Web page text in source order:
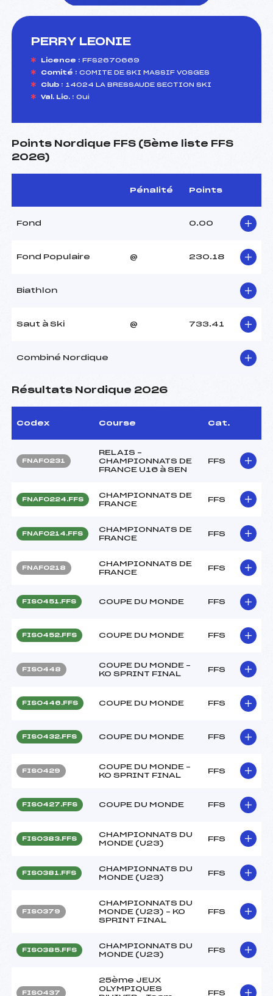
PERRY LEONIE
Licence : FFS2670669
Comité : COMITE DE SKI MASSIF VOSGES
Club : 14024 LA BRESSAUDE SECTION SKI
Val. Lic. : Oui
Points Nordique FFS (5ème liste FFS
2026)
Pénalité Points
Fond 0.00
Fond Populaire @ 230.18
Biathlon
Saut à Ski @ 733.41
Combiné Nordique
Résultats Nordique 2026
Codex Course Cat.
FNAF0231
RELAIS –
CHAMPIONNATS DE
FRANCE U16 à SEN
FFS
FNAF0224.FFS
CHAMPIONNATS DE
FRANCE
FFS
FNAF0214.FFS
CHAMPIONNATS DE
FRANCE
FFS
FNAF0218
CHAMPIONNATS DE
FRANCE
FFS
FIS0451.FFS COUPE DU MONDE FFS
FIS0452.FFS COUPE DU MONDE FFS
FIS0448
COUPE DU MONDE –
KO SPRINT FINAL
FFS
FIS0446.FFS COUPE DU MONDE FFS
FIS0432.FFS COUPE DU MONDE FFS
FIS0429
COUPE DU MONDE –
KO SPRINT FINAL
FFS
FIS0427.FFS COUPE DU MONDE FFS
FIS0383.FFS
CHAMPIONNATS DU
MONDE (U23)
FFS
FIS0381.FFS
CHAMPIONNATS DU
MONDE (U23)
FFS
FIS0379
CHAMPIONNATS DU
MONDE (U23) – KO
SPRINT FINAL
FFS
FIS0385.FFS
CHAMPIONNATS DU
MONDE (U23)
FFS
FIS0437
25ème JEUX
OLYMPIQUES
FFS